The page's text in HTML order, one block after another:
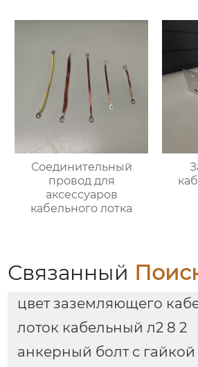
Соединительный
провод для
аксессуаров
кабельного лотка
Связанный
цвет заземляющего
лоток кабельный л2 8 2
анкерный болт с гайкой